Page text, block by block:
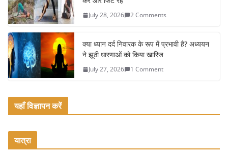
July 28, 2026 2 Comments
क्या ध्यान दर्द निवारक के रूप में प्रभावी है? अध्ययन
ने झूठी धारणाओं को किया खारिज
July 27, 2026 1 Comment
यहाँ विज्ञापन करें
यात्रा